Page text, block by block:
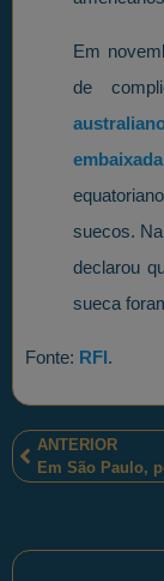
Em
de
suecos.
declarou
sueca
Fonte: RFI.
ANTERIOR